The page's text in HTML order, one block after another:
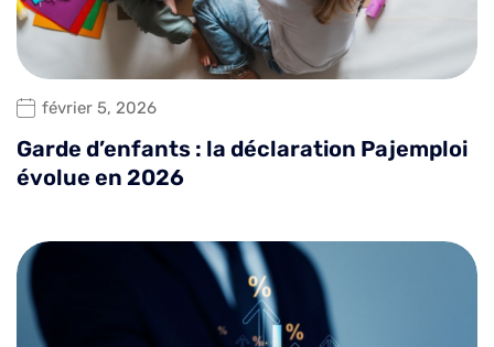
février 5, 2026
Garde d’enfants : la déclaration Pajemploi
évolue en 2026